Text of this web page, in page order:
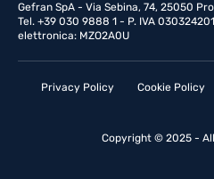
Gefran SpA - Via Sebina, 74, 25050
Tel. +39 030 9888 1 - P. IVA
elettronica: MZO2A0U
Privacy Policy Cookie Policy
Copyright © 2025 -